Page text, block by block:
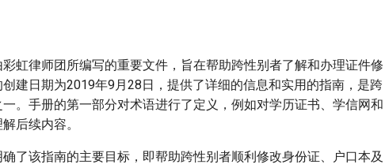
虹律师团所编写的重要文件，旨在帮助跨性别者了解和办理证件修
建日期为2019年9月28日，提供了详细的信息和实用的指南，是跨
。手册的第一部分对术语进行了定义，例如对学历证书、学信网和
后续内容。
了该指南的主要目标，即帮助跨性别者顺利修改身份证、户口本及